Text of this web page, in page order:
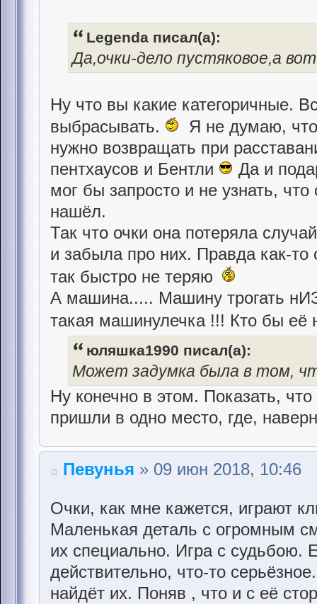
Legenda писал(а):
Да,очки-дело пустяковое,а
Ну что вы какие категоричные.
выбрасывать.
Я не думаю,
нужно возвращать при
пентхаусов и Бентли
Да и
мог бы запросто и не узнать,
нашёл.
Так что очки она потеряла
и забыла про них. Правда как-
так быстро не теряю
А машина..... Машину трогать
такая машинулечка !!! Кто бы её
юляшка1990 писал(а):
Может задумка была в том,
Ну конечно в этом. Показать,
пришли в одно место, где,
Певунья » 09 июн 2018, 10:46
Очки, как мне кажется, играют
Маленькая деталь с огромным
их специально. Игра с судьбою.
действительно, что-то
найдёт их. Поняв , что и с её